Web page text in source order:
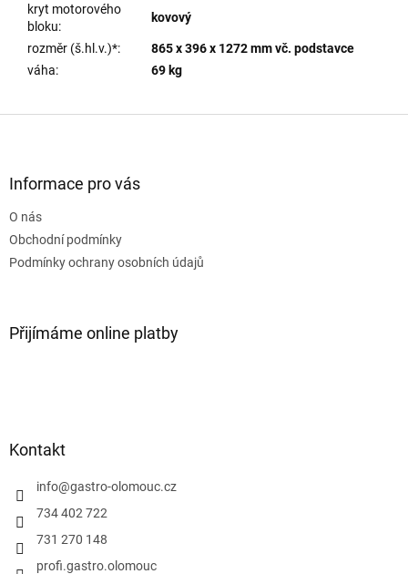
kryt motorového
bloku:
kovový
rozměr (š.hl.v.)*:
865 x 396 x 1272 mm vč. podstavce
váha: 69 kg
Informace pro vás
O nás
Obchodní podmínky
Podmínky ochrany osobních údajů
Přijímáme online platby
Kontakt
info@gastro-olomouc.cz
734 402 722
731 270 148
profi.gastro.olomouc